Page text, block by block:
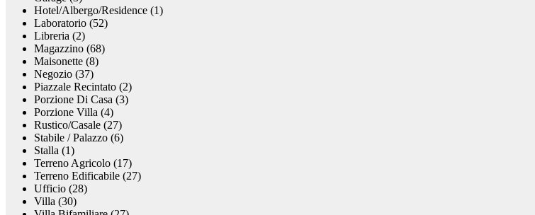
Hotel/Albergo/Residence (1)
Laboratorio (52)
Libreria (2)
Magazzino (68)
Maisonette (8)
Negozio (37)
Piazzale Recintato (2)
Porzione Di Casa (3)
Porzione Villa (4)
Rustico/Casale (27)
Stabile / Palazzo (6)
Stalla (1)
Terreno Agricolo (17)
Terreno Edificabile (27)
Ufficio (28)
Villa (30)